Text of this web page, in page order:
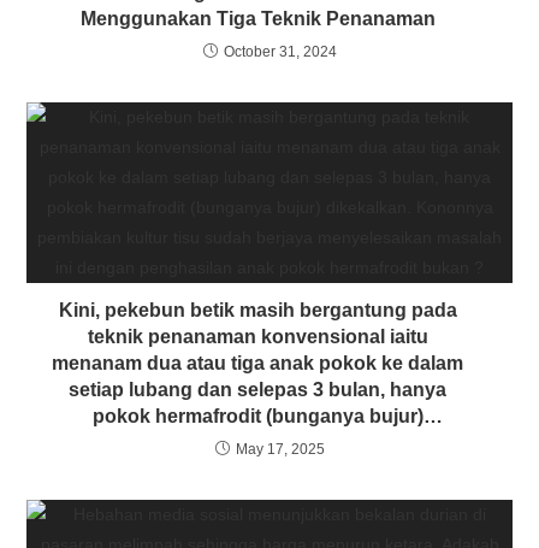
Menggunakan Tiga Teknik Penanaman
October 31, 2024
Kini, pekebun betik masih bergantung pada
teknik penanaman konvensional iaitu
menanam dua atau tiga anak pokok ke dalam
setiap lubang dan selepas 3 bulan, hanya
pokok hermafrodit (bunganya bujur)
dikekalkan. Kononnya pembiakan kultur tisu
dengan penghasilan anak pokok hermafrodit
May 17, 2025